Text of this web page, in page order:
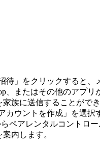
待」をクリックすると、
、またはその他のアプリ
族に送信することができ
カウントを作成」を選択
ペアレンタルコントロー
内します。